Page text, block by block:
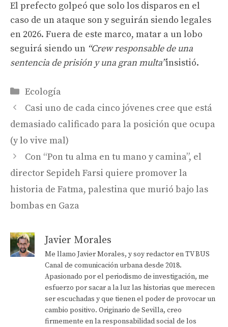
El prefecto golpeó que solo los disparos en el
caso de un ataque son y seguirán siendo legales
en 2026. Fuera de este marco, matar a un lobo
seguirá siendo un “Crew responsable de una
sentencia de prisión y una gran multa”insistió.
Categorías
Ecología
Casi uno de cada cinco jóvenes cree que está
demasiado calificado para la posición que ocupa
(y lo vive mal)
Con “Pon tu alma en tu mano y camina”, el
director Sepideh Farsi quiere promover la
historia de Fatma, palestina que murió bajo las
bombas en Gaza
Javier Morales
Me llamo Javier Morales, y soy redactor en TV BUS
Canal de comunicación urbana desde 2018.
Apasionado por el periodismo de investigación, me
esfuerzo por sacar a la luz las historias que merecen
ser escuchadas y que tienen el poder de provocar un
cambio positivo. Originario de Sevilla, creo
firmemente en la responsabilidad social de los